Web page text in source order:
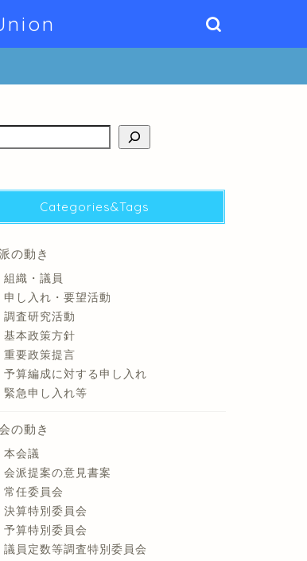
Categories&Tags
の動き
組織・議員
申し入れ・要望活動
調査研究活動
基本政策方針
重要政策提言
予算編成に対する申し入れ
緊急申し入れ等
の動き
本会議
会派提案の意見書案
常任委員会
決算特別委員会
予算特別委員会
議員定数等調査特別委員会